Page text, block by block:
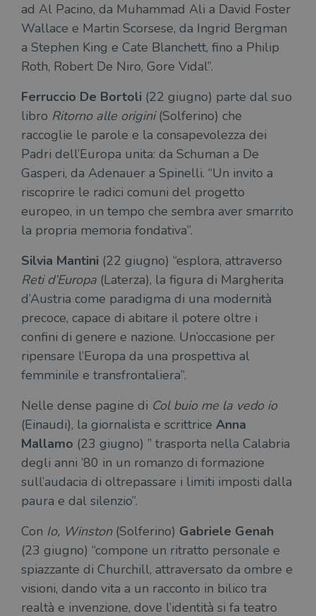
ad Al Pacino, da Muhammad Ali a David Foster
Wallace e Martin Scorsese, da Ingrid Bergman
a Stephen King e Cate Blanchett, fino a Philip
Roth, Robert De Niro, Gore Vidal”.
Ferruccio De Bortoli (22 giugno) parte dal suo
libro Ritorno alle origini(Solferino) che
raccoglie le parole e la consapevolezza dei
Padri dell’Europa unita: da Schuman a De
Gasperi, da Adenauer a Spinelli. “Un invito a
riscoprire le radici comuni del progetto
europeo, in un tempo che sembra aver smarrito
la propria memoria fondativa”.
Silvia Mantini (22 giugno) “esplora, attraverso
Reti d’Europa (Laterza), la figura di Margherita
d’Austria come paradigma di una modernità
precoce, capace di abitare il potere oltre i
confini di genere e nazione. Un’occasione per
ripensare l’Europa da una prospettiva al
femminile e transfrontaliera”.
Nelle dense pagine di Col buio me la vedo io
(Einaudi), la giornalista e scrittrice Anna
Mallamo (23 giugno) ” trasporta nella Calabria
degli anni ’80 in un romanzo di formazione
sull’audacia di oltrepassare i limiti imposti dalla
paura e dal silenzio”.
Con Io, Winston(Solferino) Gabriele Genah
(23 giugno) “compone un ritratto personale e
spiazzante di Churchill, attraversato da ombre e
visioni, dando vita a un racconto in bilico tra
realtà e invenzione, dove l’identità si fa teatro